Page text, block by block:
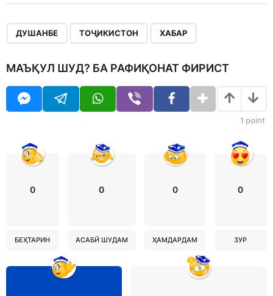
ДУШАНБЕ ТОҶИКИСТОН ХАБАР
МАЪҚУЛ ШУД? БА РАФИҚОНАТ ФИРИСТ
1 point
0
БЕҲТАРИН
0
АСАБӢ ШУДАМ
0
ҲАМДАРДАМ
0
ЗУР